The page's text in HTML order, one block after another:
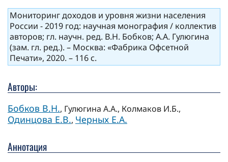
Мониторинг доходов и уровня жизни населения
России - 2019 год: научная монография / коллектив
авторов; гл. научн. ред. В.Н. Бобков; А.А. Гулюгина
(зам. гл. ред.). – Москва: «Фабрика Офсетной
Печати», 2020. – 116 с.
Авторы:
Бобков В.Н., Гулюгина А.А., Колмаков И.Б.,
Одинцова Е.В., Черных Е.А.
Аннотация